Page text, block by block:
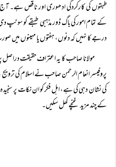
طبقوں کی کارکردگی ادھوری اور ناقص
کے تمام امور کی باگ ڈور مذہبی طبقے کو
درجے کا نہیں کہ دنوں، ہفتوں یا مہینوں میں
مولانا صاحب کا یہ اعتراف حقیقت
پروفیسر انعام الرحمن صاحب نے اسلام کی
کی نشان دہی کی ہے، اہل فکر کو ان نکات پر
کے چند مزید غنچے کھل سکیں۔